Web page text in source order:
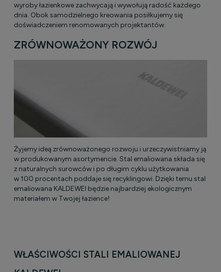
wyroby łazienkowe zachwycają i wywołują radość każdego
dnia. Obok samodzielnego kreowania posiłkujemy się
doświadczeniem renomowanych projektantów.
ZRÓWNOWAŻONY ROZWÓJ
Żyjemy ideą zrównoważonego rozwoju i urzeczywistniamy ją
w produkowanym asortymencie. Stal emaliowana składa się
z naturalnych surowców i po długim cyklu użytkowania
w 100 procentach poddaje się recyklingowi. Dzięki temu stal
emaliowana KALDEWEI będzie najbardziej ekologicznym
materiałem w Twojej łazience!
WŁAŚCIWOŚCI STALI EMALIOWANEJ